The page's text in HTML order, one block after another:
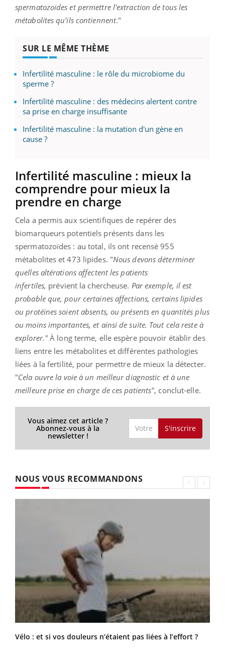
spermatozoïdes et permettre l'extraction de tous les
métabolites qu'ils contiennent."
SUR LE MÊME THÈME
Infertilité masculine : le rôle du microbiome du
sperme ?
Infertilité masculine : des médecins alertent contre
sa prise en charge insuffisante
Infertilité masculine : la mutation d'un gène en
cause ?
Infertilité masculine : mieux la
comprendre pour mieux la
prendre en charge
Cela a permis aux scientifiques de repérer des
biomarqueurs potentiels présents dans les
spermatozoïdes : au total, ils ont recensé 955
métabolites et 473 lipides. "Nous devons déterminer
quelles altérations affectent les patients
infertiles, prévient la chercheuse. Par exemple, il est
probable que, pour certaines affections, certains lipides
ou protéines soient absents, ou présents en quantités plus
ou moins importantes, et ainsi de suite. Tout cela reste à
explorer." À long terme, elle espère pouvoir établir des
liens entre les métabolites et différentes pathologies
liées à la fertilité, pour permettre de mieux la détecter.
"Cela ouvre la voie à un meilleur diagnostic et à une
meilleure prise en charge de ces patients", conclut-elle.
Vous aimez cet article ?
Abonnez-vous à la
newsletter !
S'inscrire
NOUS VOUS RECOMMANDONS
Vélo : et si vos douleurs n’étaient pas liées à l’effort ?